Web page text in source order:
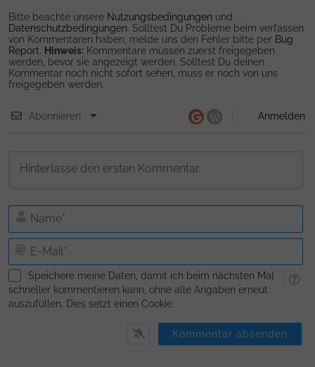
Bitte beachte unsere Nutzungsbedingungen und
Datenschutzbedingungen. Solltest Du Probleme beim verfassen
von Kommentaren haben, melde uns den Fehler bitte per Bug
Report. Hinweis: Kommentare müssen zuerst freigegeben
werden, bevor sie angezeigt werden. Solltest Du deinen
Kommentar noch nicht sofort sehen, muss er noch von uns
freigegeben werden.
Abonnieren Anmelden
E-
Speichere meine Daten, damit ich beim nächsten Mal
schneller kommentieren kann, ohne alle Angaben erneut
auszufüllen. Dies setzt einen Cookie.